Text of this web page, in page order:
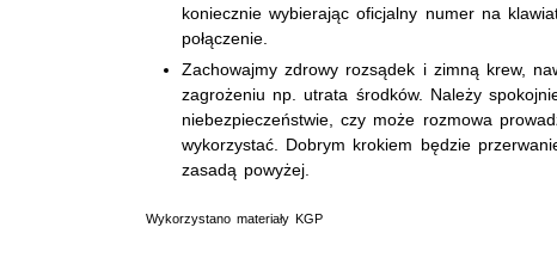
koniecznie wybierając oficjalny numer na
połączenie.
Zachowajmy zdrowy rozsądek i zimną krew,
zagrożeniu np. utrata środków. Należy
niebezpieczeństwie, czy może rozmowa
wykorzystać. Dobrym krokiem będzie
zasadą powyżej.
Wykorzystano materiały KGP